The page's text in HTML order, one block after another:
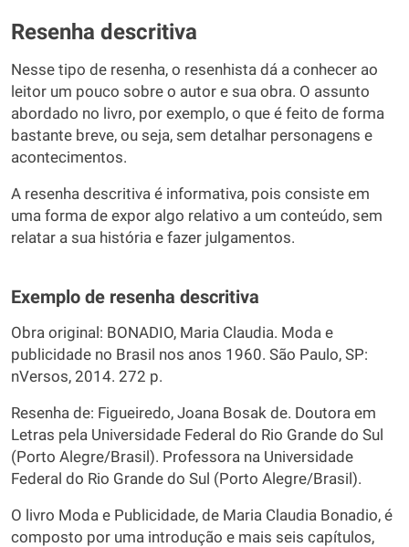
Resenha descritiva
Nesse tipo de resenha, o resenhista dá a conhecer ao
leitor um pouco sobre o autor e sua obra. O assunto
abordado no livro, por exemplo, o que é feito de forma
bastante breve, ou seja, sem detalhar personagens e
acontecimentos.
A resenha descritiva é informativa, pois consiste em
uma forma de expor algo relativo a um conteúdo, sem
relatar a sua história e fazer julgamentos.
Exemplo de resenha descritiva
Obra original: BONADIO, Maria Claudia. Moda e
publicidade no Brasil nos anos 1960. São Paulo, SP:
nVersos, 2014. 272 p.
Resenha de: Figueiredo, Joana Bosak de. Doutora em
Letras pela Universidade Federal do Rio Grande do Sul
(Porto Alegre/Brasil). Professora na Universidade
Federal do Rio Grande do Sul (Porto Alegre/Brasil).
O livro Moda e Publicidade, de Maria Claudia Bonadio, é
composto por uma introdução e mais seis capítulos,